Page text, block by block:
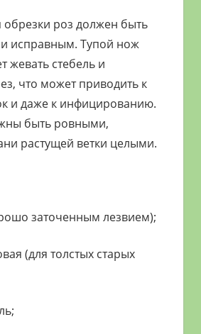
обрезки роз должен быть
исправным. Тупой нож
жевать стебель и
что может приводить к
и даже к инфицированию.
быть ровными,
растущей ветки целыми.
заточенным лезвием);
(для толстых старых